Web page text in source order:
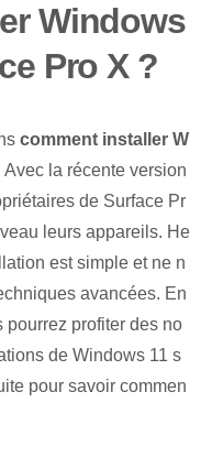
Windows
Pro X ?
comment installer W
Avec la récente version
de Surface Pr
leurs appareils. He
est simple et ne n
avancées. En
profiter des no
de Windows 11 s
pour savoir commen